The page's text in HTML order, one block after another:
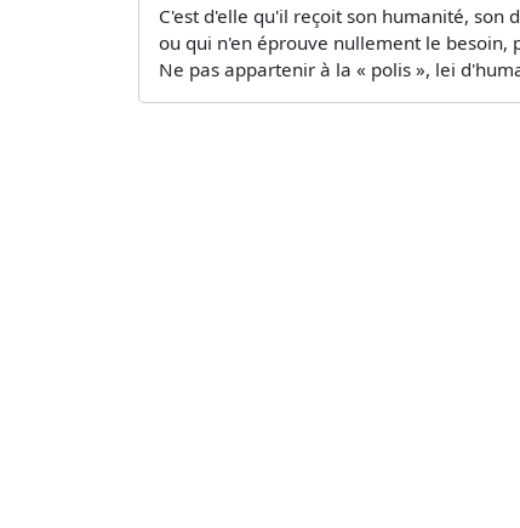
C'est d'elle qu'il reçoit son humanité,
ou qui n'en éprouve nullement le besoin,
Ne pas appartenir à la « polis », lei